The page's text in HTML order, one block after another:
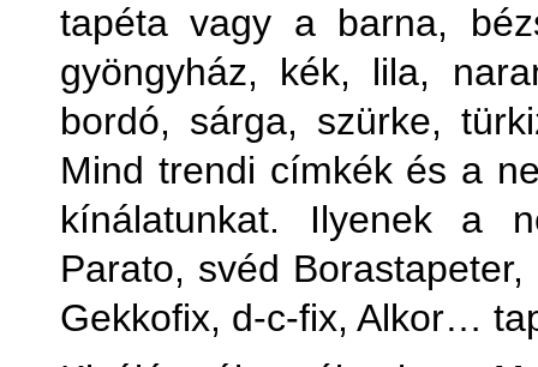
tapéta vagy a barna,
gyöngyház, kék, lila,
bordó, sárga, szürke,
Mind trendi címkék és a
kínálatunkat. Ilyenek a
Parato, svéd
Gekkofix, d-c-fix, Alkor…